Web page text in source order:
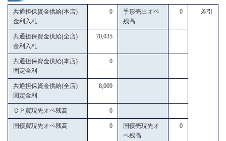
共通担保資金供給(本店)
金利入札
0
手形売出オペ
残高
0 差引
共通担保資金供給(全店)
金利入札
70,035
共通担保資金供給(本店)
固定金利
0
共通担保資金供給(全店)
固定金利
8,009
ＣＰ買現先オペ残高 0
国債買現先オペ残高 0
国債売現先オ
ペ残高
0